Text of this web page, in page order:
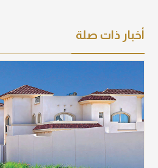
أخبار ذات صلة